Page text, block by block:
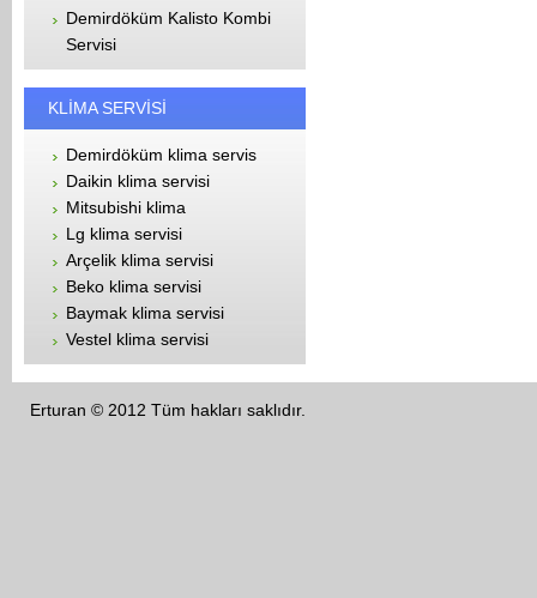
Demirdöküm Kalisto Kombi
Servisi
KLİMA SERVİSİ
Demirdöküm klima servis
Daikin klima servisi
Mitsubishi klima
Lg klima servisi
Arçelik klima servisi
Beko klima servisi
Baymak klima servisi
Vestel klima servisi
Erturan © 2012 Tüm hakları saklıdır.